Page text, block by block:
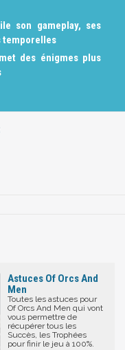
son gameplay, ses
temporelles
des énigmes plus
Astuces Of Orcs And
Men
Toutes les astuces pour
Of Orcs And Men qui vont
vous permettre de
récupérer tous les
Succès, les Trophées
pour finir le jeu à 100%.